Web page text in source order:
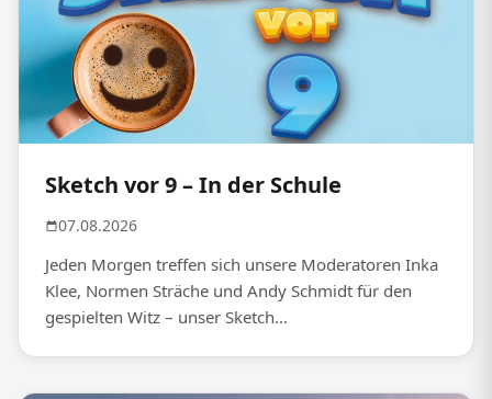
Sketch vor 9 – In der Schule
07.08.2026
Jeden Morgen treffen sich unsere Moderatoren Inka
Klee, Normen Sträche und Andy Schmidt für den
gespielten Witz – unser Sketch...